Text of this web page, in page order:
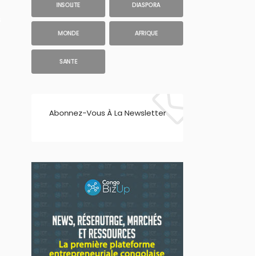
INSOLITE DIASPORA
MONDE AFRIQUE
SANTE
Abonnez-Vous À La Newsletter